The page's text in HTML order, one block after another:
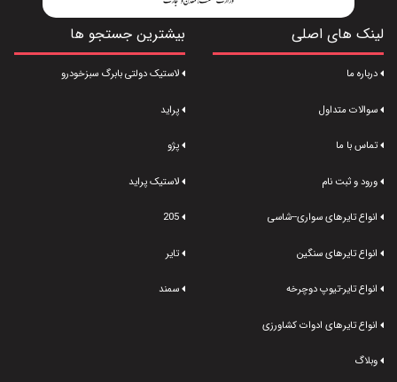
لینک های اصلی
درباره ما
سوالات متداول
تماس با ما
ورود و ثبت نام
انواع تایرهای سواری--شاسی
انواع تایرهای سنگین
انواع تایر-تیوپ دوچرخه
انواع تایرهای ادوات کشاورزی
وبلاگ
بیشترین جستجو ها
لاستیک دولتی بابرگ سبزخودرو
پراید
پژو
لاستیک پراید
205
تایر
سمند